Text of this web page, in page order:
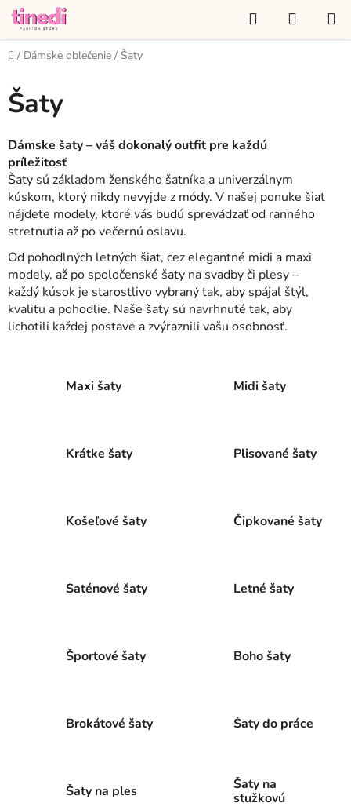
Prejsť
obsah
Hľadať
KOŠÍK
Domov
/ Dámske oblečenie / Šaty
Šaty
Dámske šaty – váš dokonalý outfit pre každú
príležitosť
Šaty sú základom ženského šatníka a univerzálnym
kúskom, ktorý nikdy nevyjde z módy. V našej ponuke šiat
nájdete modely, ktoré vás budú sprevádzať od ranného
stretnutia až po večernú oslavu.
Od pohodlných letných šiat, cez elegantné midi a maxi
modely, až po spoločenské šaty na svadby či plesy –
každý kúsok je starostlivo vybraný tak, aby spájal štýl,
kvalitu a pohodlie. Naše šaty sú navrhnuté tak, aby
lichotili každej postave a zvýraznili vašu osobnosť.
Maxi šaty Midi šaty
Krátke šaty Plisované šaty
Košeľové šaty Čipkované šaty
Saténové šaty Letné šaty
Športové šaty Boho šaty
Brokátové šaty Šaty do práce
Šaty na ples
Šaty na
stužkovú